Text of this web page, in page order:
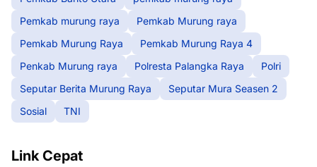
Pemkab murung raya
Pemkab Murung raya
Pemkab Murung Raya
Pemkab Murung Raya 4
Penkab Murung raya
Polresta Palangka Raya
Polri
Seputar Berita Murung Raya
Seputar Mura Seasen 2
Sosial
TNI
Link Cepat